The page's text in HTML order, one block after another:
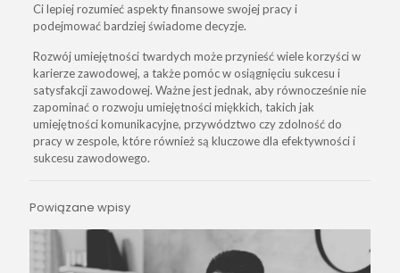
Ci lepiej rozumieć aspekty finansowe swojej pracy i
podejmować bardziej świadome decyzje.
Rozwój umiejętności twardych może przynieść wiele korzyści w
karierze zawodowej, a także pomóc w osiągnięciu sukcesu i
satysfakcji zawodowej. Ważne jest jednak, aby równocześnie nie
zapominać o rozwoju umiejętności miękkich, takich jak
umiejętności komunikacyjne, przywództwo czy zdolność do
pracy w zespole, które również są kluczowe dla efektywności i
sukcesu zawodowego.
Powiązane wpisy